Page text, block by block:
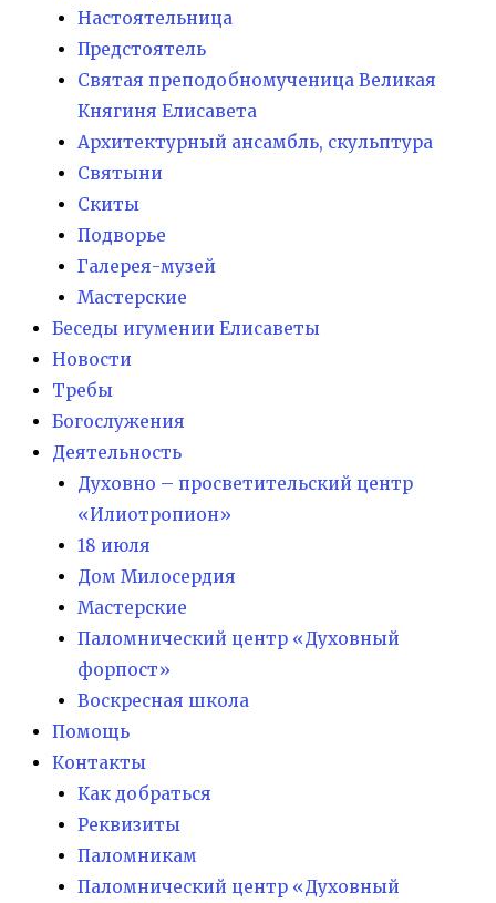
Настоятельница
Предстоятель
Святая преподобномученица Великая
Княгиня Елисавета
Архитектурный ансамбль, скульптура
Святыни
Скиты
Подворье
Галерея-музей
Мастерские
Беседы игумении Елисаветы
Новости
Требы
Богослужения
Деятельность
Духовно – просветительский центр
«Илиотропион»
18 июля
Дом Милосердия
Мастерские
Паломнический центр «Духовный
форпост»
Воскресная школа
Помощь
Контакты
Как добраться
Реквизиты
Паломникам
Паломнический центр «Духовный